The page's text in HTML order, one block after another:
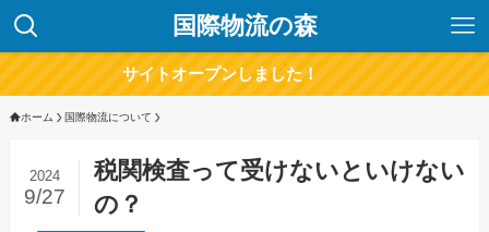
国際物流の森
サイトオープンしました！
ホーム 国際物流について
税関検査って受けないといけない
の？
2024
9/27